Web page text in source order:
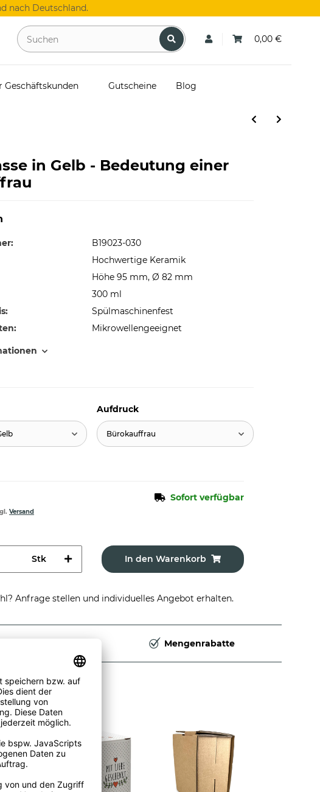
nach Deutschland.
0,00 €
Geschäftskunden Gutscheine Blog
in Gelb - Bedeutung einer
B19023-030
Hochwertige Keramik
Höhe 95 mm, Ø 82 mm
300 ml
Spülmaschinenfest
Mikrowellengeeignet
Aufdruck
Bürokauffrau
Sofort verfügbar
Versand
Stk In den Warenkorb
Anfrage stellen und individuelles Angebot erhalten.
Mengenrabatte